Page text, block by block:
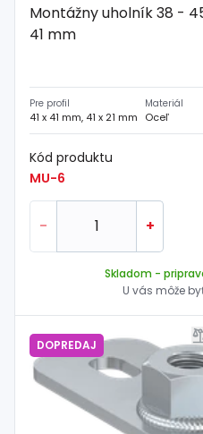
Montážny uholník 38 -
41 mm
Pre profil
41 x 41 mm, 41 x 21 mm
Materiál
Oceľ
Kód produktu
MU-6
- +
Skladom -
U vás môže
DOPREDAJ